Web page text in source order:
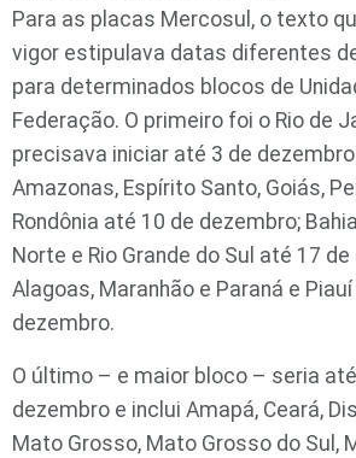
Para as placas Mercosul, o texto
vigor estipulava datas diferentes
para determinados blocos de
Federação. O primeiro foi o Rio de
precisava iniciar até 3 de
Amazonas, Espírito Santo, Goiás,
Rondônia até 10 de dezembro;
Norte e Rio Grande do Sul até 17
Alagoas, Maranhão e Paraná e
dezembro.
O último – e maior bloco – seria
dezembro e inclui Amapá, Ceará,
Mato Grosso, Mato Grosso do Sul,